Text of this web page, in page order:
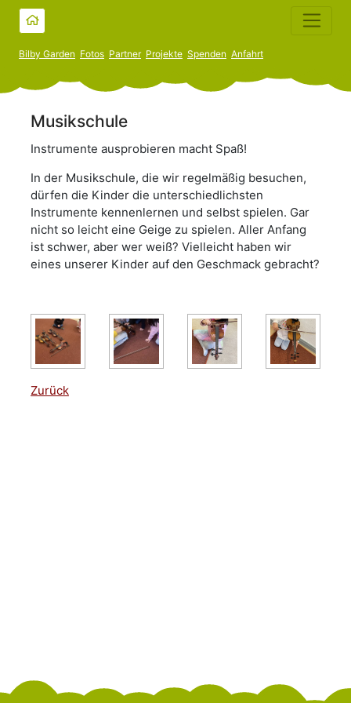
Bilby Garden Fotos Partner Projekte Spenden Anfahrt
Musikschule
Instrumente ausprobieren macht Spaß!
In der Musikschule, die wir regelmäßig besuchen,
dürfen die Kinder die unterschiedlichsten
Instrumente kennenlernen und selbst spielen. Gar
nicht so leicht eine Geige zu spielen. Aller Anfang
ist schwer, aber wer weiß? Vielleicht haben wir
eines unserer Kinder auf den Geschmack gebracht?
Zurück